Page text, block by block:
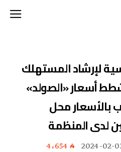
لإرشاد المستهلك
أسعار «الصولد»
بالأسعار محل
لدى المنظمة
2024-02- 4٬654